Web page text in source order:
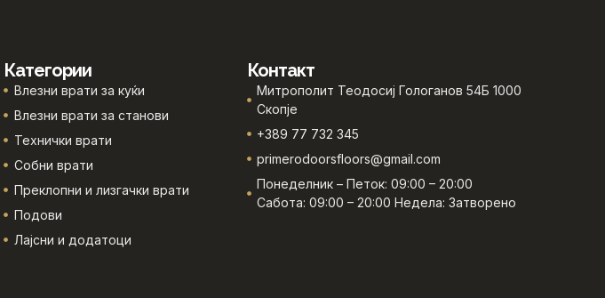
Категории
Влезни врати за куќи
Влезни врати за станови
Технички врати
Собни врати
Преклопни и лизгачки врати
Подови
Лајсни и додатоци
Контакт
Митрополит Теодосиј Гологанов 54Б 1000
Скопје
+389 77 732 345
primerodoorsfloors@gmail.com
Понеделник – Петок: 09:00 – 20:00
Сабота: 09:00 – 20:00 Недела: Затворено